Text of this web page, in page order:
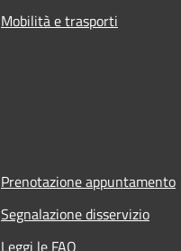
Mobilità e trasporti
Prenotazione appuntamento
Segnalazione disservizio
Leggi le FAQ